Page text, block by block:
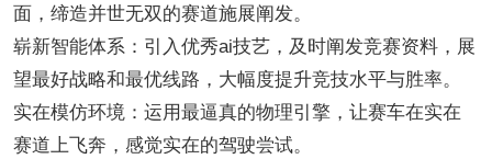
面，缔造并世无双的赛道施展阐发。
崭新智能体系：引入优秀ai技艺，及时阐发竞赛资料，展
望最好战略和最优线路，大幅度提升竞技水平与胜率。
实在模仿环境：运用最逼真的物理引擎，让赛车在实在
赛道上飞奔，感觉实在的驾驶尝试。